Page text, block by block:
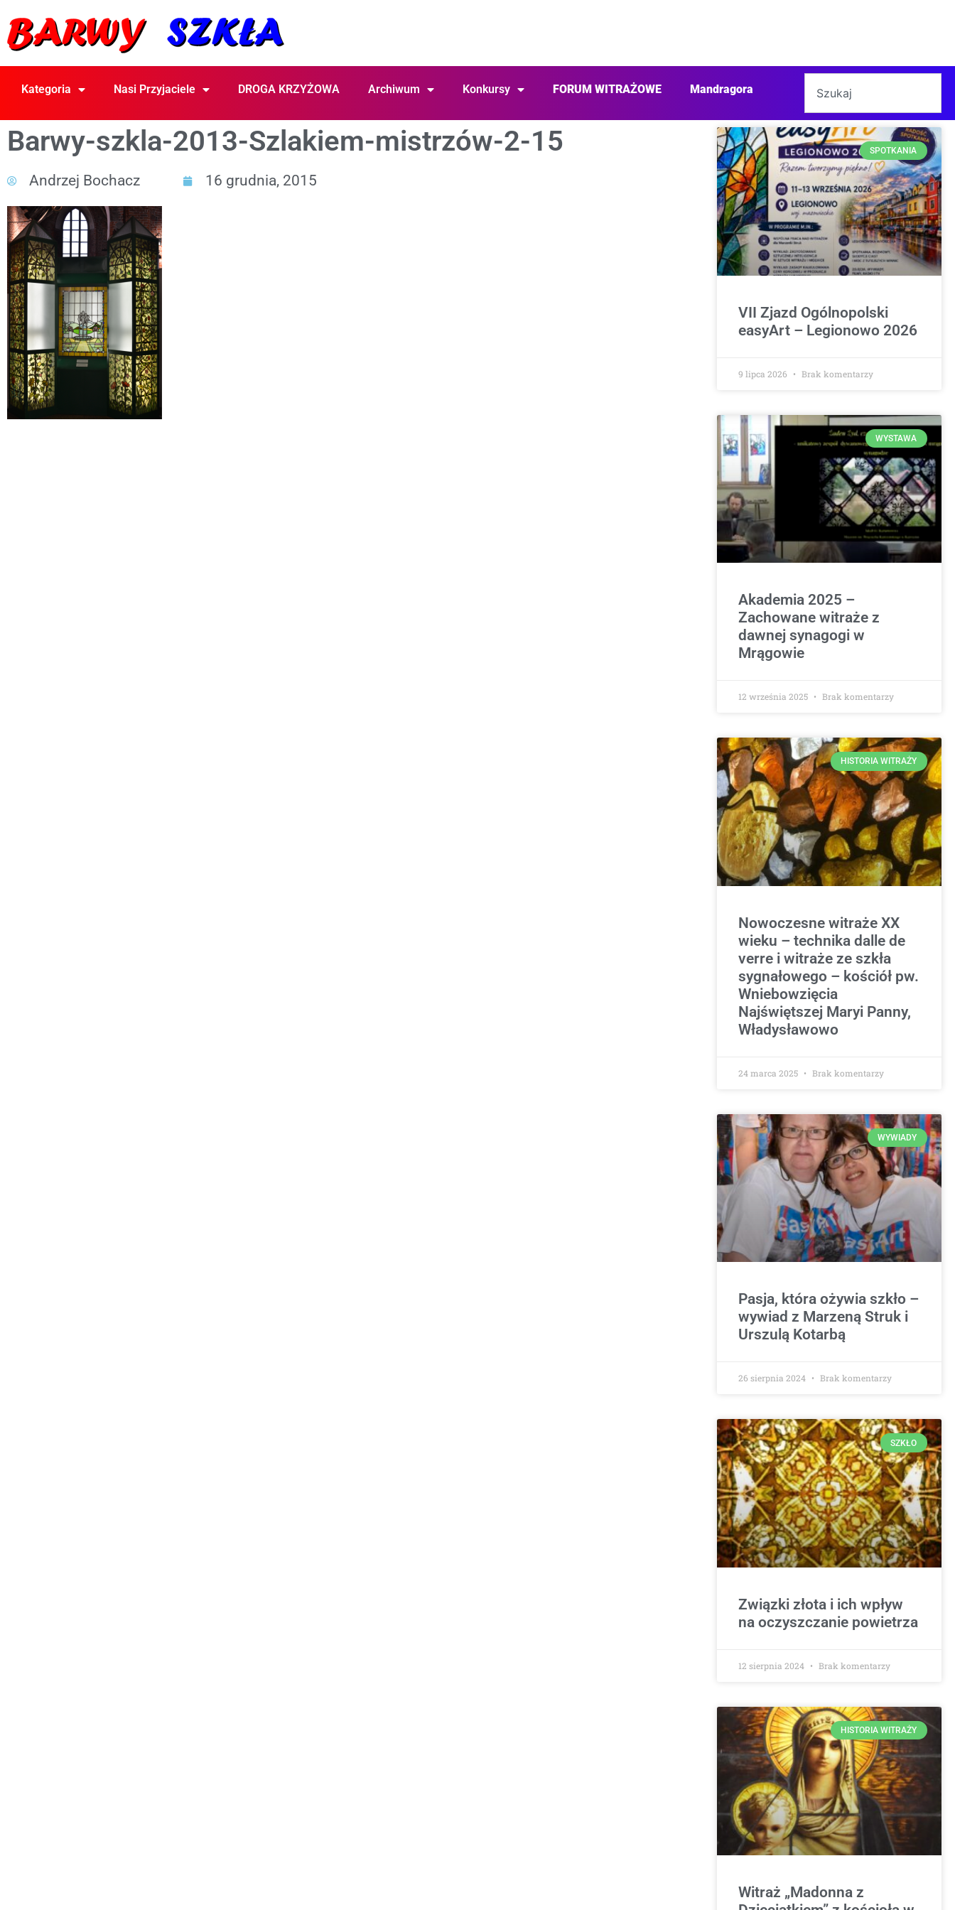
Kategoria Nasi Przyjaciele DROGA KRZYŻOWA Archiwum Konkursy FORUM WITRAŻOWE Mandragora
Barwy-szkla-2013-Szlakiem-mistrzów-2-15
Andrzej Bochacz 16 grudnia, 2015
SPOTKANIA
VII Zjazd Ogólnopolski
easyArt – Legionowo 2026
9 lipca 2026 Brak komentarzy
WYSTAWA
Akademia 2025 –
Zachowane witraże z
dawnej synagogi w
Mrągowie
12 września 2025 Brak komentarzy
HISTORIA WITRAŻY
Nowoczesne witraże XX
wieku – technika dalle de
verre i witraże ze szkła
sygnałowego – kościół pw.
Wniebowzięcia
Najświętszej Maryi Panny,
Władysławowo
24 marca 2025 Brak komentarzy
WYWIADY
Pasja, która ożywia szkło –
wywiad z Marzeną Struk i
Urszulą Kotarbą
26 sierpnia 2024 Brak komentarzy
SZKŁO
Związki złota i ich wpływ
na oczyszczanie powietrza
12 sierpnia 2024 Brak komentarzy
HISTORIA WITRAŻY
Witraż „Madonna z